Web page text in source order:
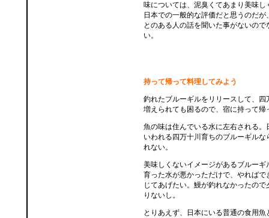
味については、泥臭くてあまり美味し
日本での一般的な評価だと思うのだが
とのある人の話を聞いた事がないので
い。
持って帰って料理してみよう
釣れたブルーギルをリリースして、四
増えられても困るので、宿に持って帰
魚の味は住んでいる水に左右される。
いわれる四万十川育ちのブルーギルな
れない。
美味しくないイメージがあるブルーギ
育った水が悪かっただけで、やればで
じてあげたい。鰻が釣れなかったので
りないし。
とりあえず、日本にいる普通の食用魚